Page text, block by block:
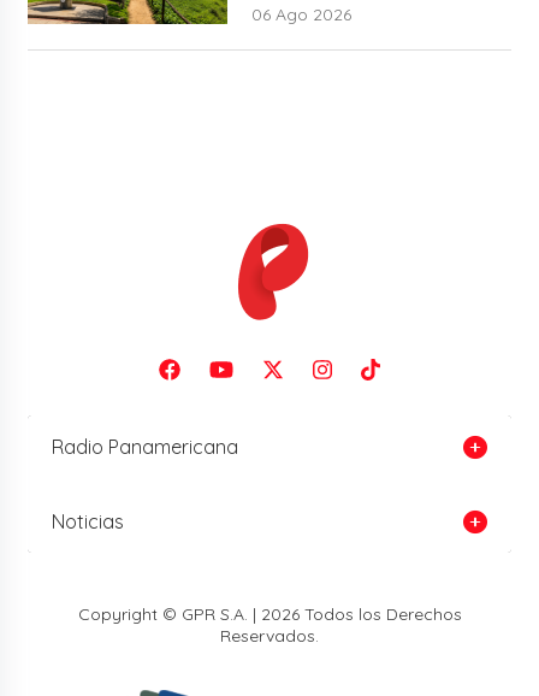
06 Ago 2026
Radio Panamericana
Noticias
Copyright © GPR S.A. | 2026 Todos los Derechos
Reservados.